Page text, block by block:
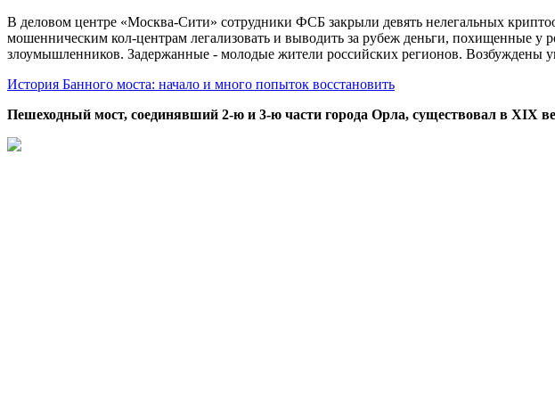
В деловом центре «Москва-Сити» сотрудники ФСБ закрыли девять нелегальных
мошенническим кол-центрам легализовать и выводить за рубеж деньги, похищенные у
злоумышленников. Задержанные - молодые жители российских регионов. Возбуждены
История Банного моста: начало и много попыток восстановить
Пешеходный мост, соединявший 2-ю и 3-ю части города Орла, существовал в XIX